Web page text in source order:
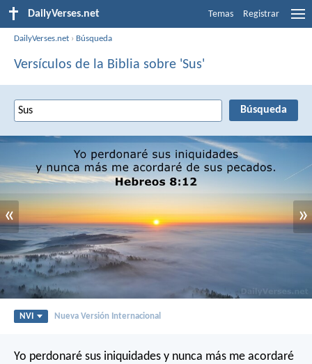
DailyVerses.net Temas Registrar
DailyVerses.net › Búsqueda
Versículos de la Biblia sobre 'Sus'
« »
NVI Nueva Versión Internacional
Yo perdonaré sus iniquidades y nunca más me acordaré